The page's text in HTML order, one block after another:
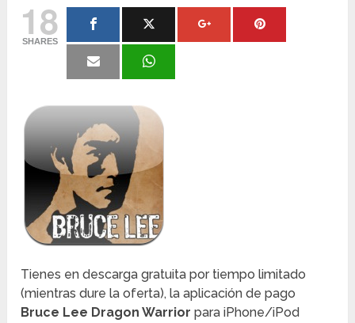
18
SHARES
Tienes en descarga gratuita por tiempo limitado
(mientras dure la oferta), la aplicación de pago
Bruce Lee Dragon Warrior para iPhone/iPod